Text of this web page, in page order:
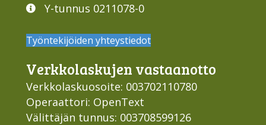
Y-tunnus 0211078-0
Työntekijöiden yhteystiedot
Verkko­laskujen vastaan­otto
Verkkolaskuosoite: 003702110780
Operaattori: OpenText
Välittäjän tunnus: 003708599126